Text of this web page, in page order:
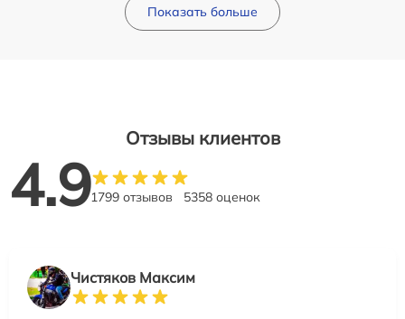
Показать больше
Отзывы клиентов
4.91799 отзывов 5358 оценок
Чистяков Максим